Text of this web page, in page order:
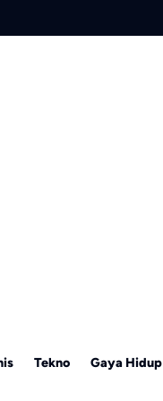
Tekno Gaya Hidup